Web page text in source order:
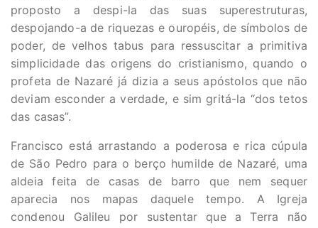
proposto a despi-la das suas superestruturas,
despojando-a de riquezas e ouropéis, de símbolos de
poder, de velhos tabus para ressuscitar a primitiva
simplicidade das origens do cristianismo, quando o
profeta de Nazaré já dizia a seus apóstolos que não
deviam esconder a verdade, e sim gritá-la “dos tetos
das casas”.
Francisco está arrastando a poderosa e rica cúpula
de São Pedro para o berço humilde de Nazaré, uma
aldeia feita de casas de barro que nem sequer
aparecia nos mapas daquele tempo. A Igreja
condenou Galileu por sustentar que a Terra não